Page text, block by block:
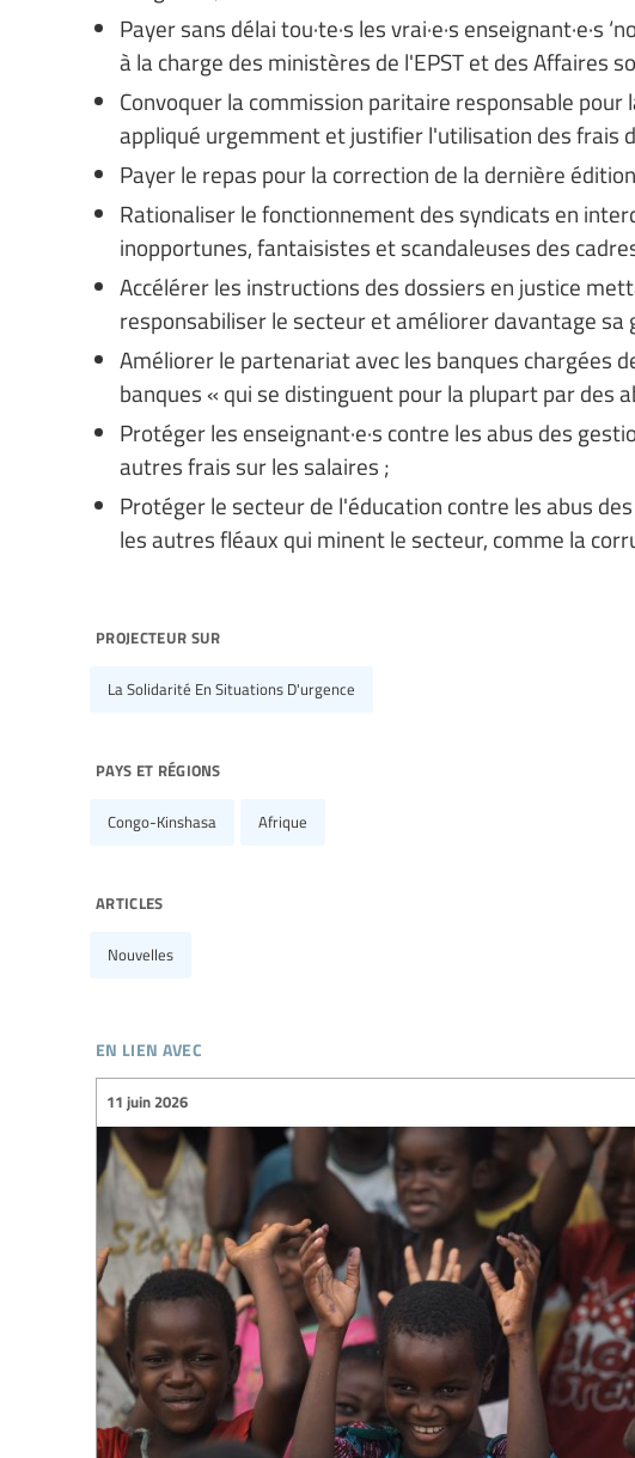
Payer sans délai tou·te·s les vrai·e·s enseignant·e·s
à la charge des ministères de l'EPST et des Affaires
Convoquer la commission paritaire responsable
appliqué urgemment et justifier l'utilisation des frais
Payer le repas pour la correction de la dernière
Rationaliser le fonctionnement des syndicats en
inopportunes, fantaisistes et scandaleuses des
Accélérer les instructions des dossiers en justice
responsabiliser le secteur et améliorer davantage sa
Améliorer le partenariat avec les banques chargées
banques « qui se distinguent pour la plupart par des
Protéger les enseignant·e·s contre les abus des
autres frais sur les salaires ;
Protéger le secteur de l'éducation contre les abus
les autres fléaux qui minent le secteur, comme la
projecteur sur
La Solidarité En Situations D'urgence
pays et régions
Congo-Kinshasa Afrique
articles
Nouvelles
en lien avec
11 juin 2026